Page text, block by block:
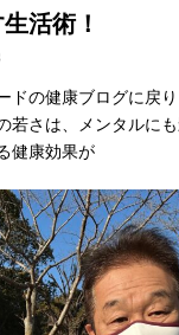
活術！
ドの健康ブログに戻
若さは、メンタルに
健康効果が